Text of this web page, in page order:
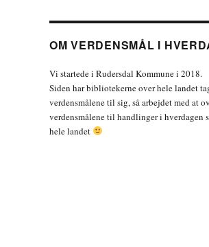
OM VERDENSMÅL I
Vi startede i Rudersdal Kommune i 2018.
Siden har bibliotekerne over hele landet
verdensmålene til sig, så arbejdet med at
verdensmålene til handlinger i hverdagen
hele landet